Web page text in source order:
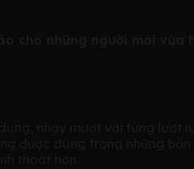
nhạy mượt với từng
được dùng trong những
thoát hơn.